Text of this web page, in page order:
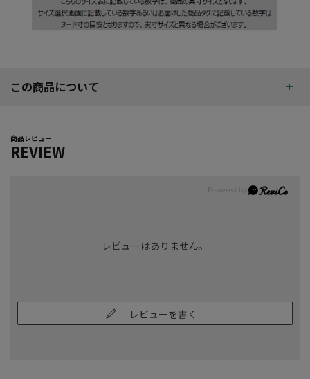
この商品について
商品レビュー
REVIEW
レビューはありません。
レビューを書く